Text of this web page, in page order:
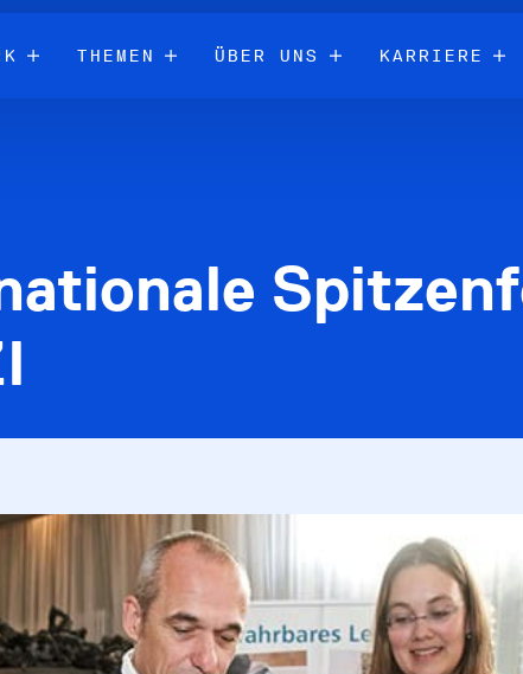
THEMEN ÜBER UNS KARRIERE